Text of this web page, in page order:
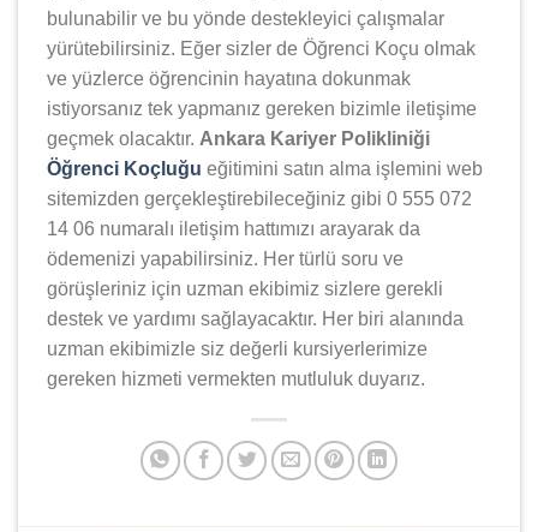
bulunabilir ve bu yönde destekleyici çalışmalar
yürütebilirsiniz. Eğer sizler de Öğrenci Koçu olmak
ve yüzlerce öğrencinin hayatına dokunmak
istiyorsanız tek yapmanız gereken bizimle iletişime
geçmek olacaktır. Ankara Kariyer Polikliniği
Öğrenci Koçluğu eğitimini satın alma işlemini web
sitemizden gerçekleştirebileceğiniz gibi 0 555 072
14 06 numaralı iletişim hattımızı arayarak da
ödemenizi yapabilirsiniz. Her türlü soru ve
görüşleriniz için uzman ekibimiz sizlere gerekli
destek ve yardımı sağlayacaktır. Her biri alanında
uzman ekibimizle siz değerli kursiyerlerimize
gereken hizmeti vermekten mutluluk duyarız.